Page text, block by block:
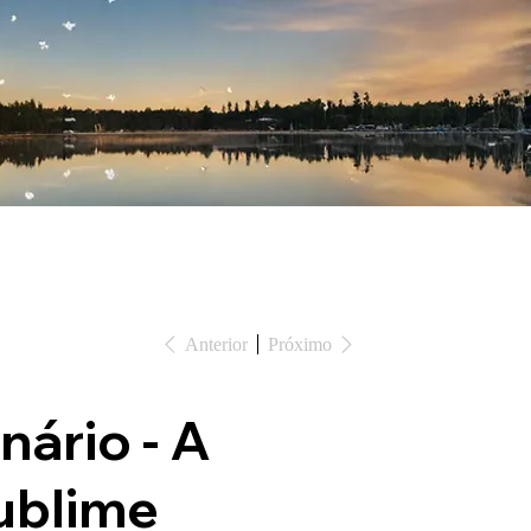
Anterior Próximo
- A